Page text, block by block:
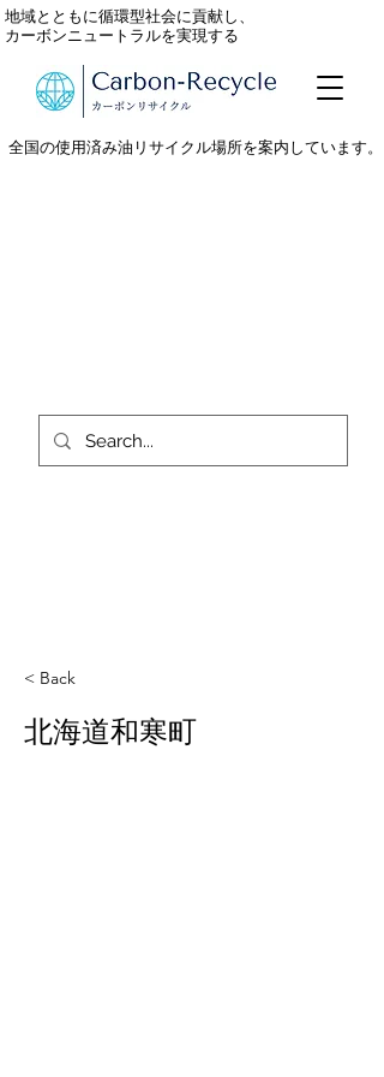
全国の使用済み油リサイクル場所を案内しています。
地域とともに循環型社会に貢献し、
カーボンニュートラルを実現する
< Back
北海道和寒町